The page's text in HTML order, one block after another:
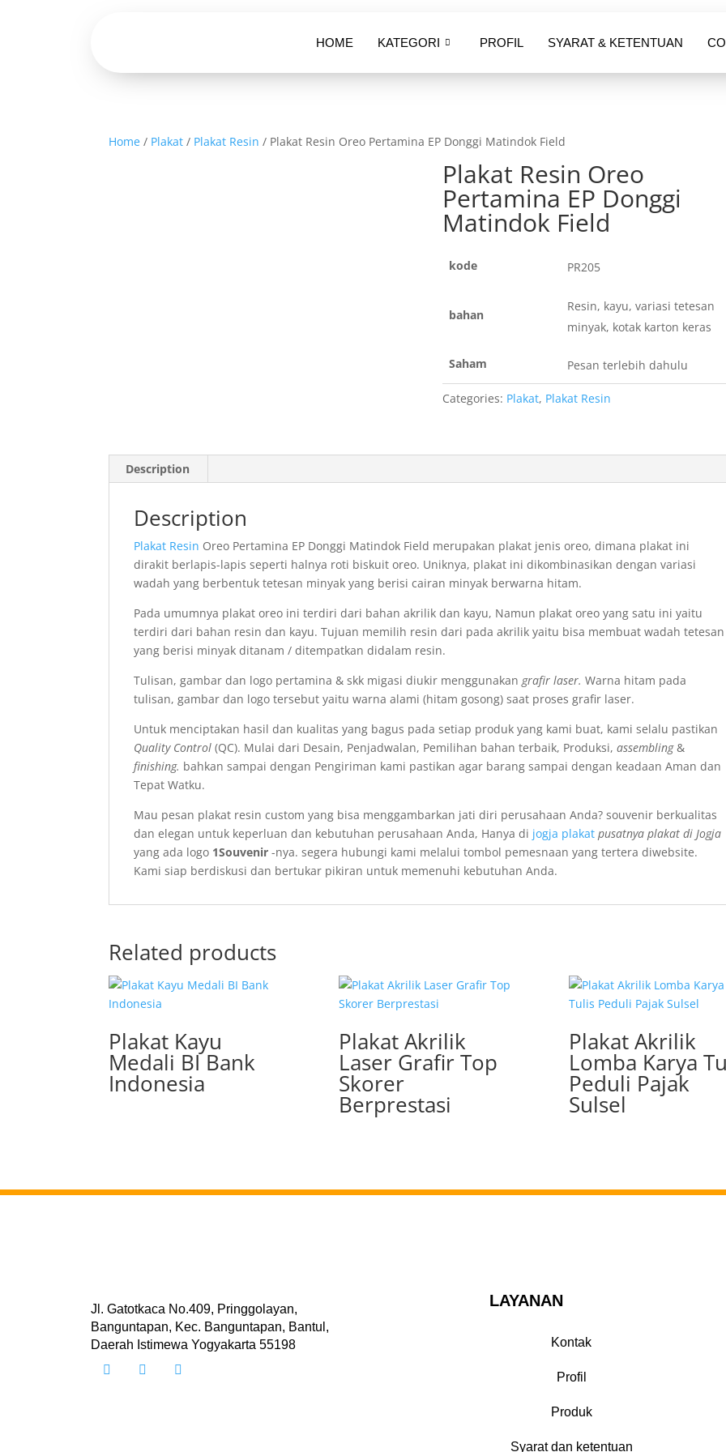
HOME KATEGORI PROFIL SYARAT & KETENTUAN
Home / Plakat / Plakat Resin / Plakat Resin Oreo Pertamina EP Donggi Matindok Field
Plakat Resin Oreo
Pertamina EP Donggi
Matindok Field
kode PR205
bahan
Resin, kayu, variasi tetesan
minyak, kotak karton keras
Saham Pesan terlebih dahulu
Categories: Plakat, Plakat Resin
Description
Description
Plakat Resin Oreo Pertamina EP Donggi Matindok Field merupakan plakat jenis oreo, dimana plakat ini
dirakit berlapis-lapis seperti halnya roti biskuit oreo. Uniknya, plakat ini dikombinasikan dengan variasi
wadah yang berbentuk tetesan minyak yang berisi cairan minyak berwarna hitam.
Pada umumnya plakat oreo ini terdiri dari bahan akrilik dan kayu, Namun plakat oreo yang satu ini yaitu
terdiri dari bahan resin dan kayu. Tujuan memilih resin dari pada akrilik yaitu bisa membuat wadah tetesan
yang berisi minyak ditanam / ditempatkan didalam resin.
Tulisan, gambar dan logo pertamina & skk migasi diukir menggunakangrafir laser. Warna hitam pada
tulisan, gambar dan logo tersebut yaitu warna alami (hitam gosong) saat proses grafir laser.
Untuk menciptakan hasil dan kualitas yang bagus pada setiap produk yang kami buat, kami selalu pastikan
Quality Control (QC). Mulai dari Desain, Penjadwalan, Pemilihan bahan terbaik, Produksi,assembling&
finishing. bahkan sampai dengan Pengiriman kami pastikan agar barang sampai dengan keadaan Aman dan
Tepat Watku.
Mau pesan plakat resin custom yang bisa menggambarkan jati diri perusahaan Anda?souvenir berkualitas
dan elegan untuk keperluan dan kebutuhan perusahaan Anda, Hanya di jogja plakatpusatnya plakat di Jogja
yang ada logo 1Souvenir -nya.segera hubungi kami melalui tombol pemesnaan yang tertera diwebsite.
Kami siap berdiskusi dan bertukar pikiran untuk memenuhi kebutuhan Anda.
Related products
Plakat Kayu
Medali BI Bank
Indonesia
Plakat Akrilik
Laser Grafir Top
Skorer
Berprestasi
Plakat Akrilik
Lomba Karya
Peduli Pajak
Sulsel
Jl. Gatotkaca No.409, Pringgolayan,
Banguntapan, Kec. Banguntapan, Bantul,
Daerah Istimewa Yogyakarta 55198
LAYANAN
Kontak
Profil
Produk
Syarat dan ketentuan